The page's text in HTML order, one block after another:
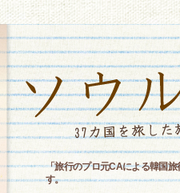
「旅行のプロ元CAによる韓国
す。